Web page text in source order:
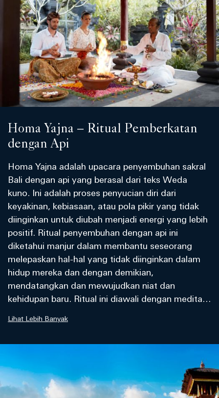
Homa Yajna – Ritual Pemberkatan
dengan Api
Homa Yajna adalah upacara penyembuhan sakral
Bali dengan api yang berasal dari teks Weda
kuno. Ini adalah proses penyucian diri dari
keyakinan, kebiasaan, atau pola pikir yang tidak
diinginkan untuk diubah menjadi energi yang lebih
positif. Ritual penyembuhan dengan api ini
diketahui manjur dalam membantu seseorang
melepaskan hal-hal yang tidak diinginkan dalam
hidup mereka dan dengan demikian,
mendatangkan dan mewujudkan niat dan
kehidupan baru. Ritual ini diawali dengan meditasi
karunia kesehatan dan kelimpahan. Setelah
menyalakan api, Anda diundang untuk
berpartisipasi dengan memberikan persembahan
Lihat Lebih Banyak